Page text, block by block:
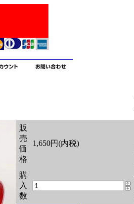
販
売
価
格
1,650円(内税)
購
入
数